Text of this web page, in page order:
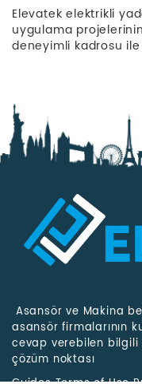
Elevatek elektrikli
uygulama
deneyimli kadrosu ile
Asansör ve Makina
asansör firmalarının
cevap verebilen
çözüm noktası